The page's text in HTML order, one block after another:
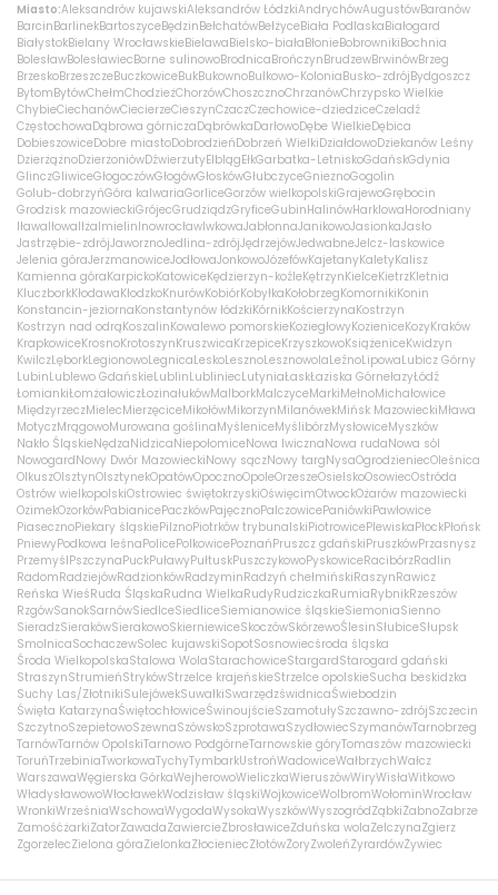
Miasto:Aleksandrów kujawskiAleksandrów ŁódzkiAndrychówAugustówBaranów
BarcinBarlinekBartoszyceBędzinBełchatówBełżyceBiała PodlaskaBiałogard
BiałystokBielany WrocławskieBielawaBielsko-białaBłonieBobrownikiBochnia
BolesławBolesławiecBorne sulinowoBrodnicaBrończynBrudzewBrwinówBrzeg
BrzeskoBrzeszczeBuczkowiceBukBukownoBulkowo-KoloniaBusko-zdrójBydgoszcz
BytomBytówChełmChodzieżChorzówChoszcznoChrzanówChrzypsko Wielkie
ChybieCiechanówCiecierzeCieszynCzaczCzechowice-dziedziceCzeladź
CzęstochowaDąbrowa górniczaDąbrówkaDarłowoDębe WielkieDębica
DobieszowiceDobre miastoDobrodzieńDobrzeń WielkiDziałdowoDziekanów Leśny
DzierżążnoDzierżoniówDźwierzutyElblągEłkGarbatka-LetniskoGdańskGdynia
GlinczGliwiceGłogoczówGłogówGłoskówGłubczyceGnieznoGogolin
Golub-dobrzyńGóra kalwariaGorliceGorzów wielkopolskiGrajewoGrębocin
Grodzisk mazowieckiGrójecGrudziądzGryficeGubinHalinówHarklowaHorodniany
IławaIłowaIłżaImielinInowrocławIwkowaJabłonnaJanikowoJasionkaJasło
Jastrzębie-zdrójJaworznoJedlina-zdrójJędrzejówJedwabneJelcz-laskowice
Jelenia góraJerzmanowiceJodłowaJonkowoJózefówKajetanyKaletyKalisz
Kamienna góraKarpickoKatowiceKędzierzyn-koźleKętrzynKielceKietrzKletnia
KluczborkKłodawaKłodzkoKnurówKobiórKobyłkaKołobrzegKomornikiKonin
Konstancin-jeziornaKonstantynów łódzkiKórnikKościerzynaKostrzyn
Kostrzyn nad odrąKoszalinKowalewo pomorskieKoziegłowyKozieniceKozyKraków
KrapkowiceKrosnoKrotoszynKruszwicaKrzepiceKrzyszkowoKsiążeniceKwidzyn
KwilczLęborkLegionowoLegnicaLeskoLesznoLesznowolaLeźnoLipowaLubicz Górny
LubinLublewo GdańskieLublinLubliniecLutyniaŁaskŁaziska GórnełazyŁódź
ŁomiankiŁomżałowiczŁozinałukówMalborkMalczyceMarkiMełnoMichałowice
MiędzyrzeczMielecMierzęciceMikołówMikorzynMilanówekMińsk MazowieckiMława
MotyczMrągowoMurowana goślinaMyśleniceMyślibórzMysłowiceMyszków
Nakło ŚląskieNędzaNidzicaNiepołomiceNowa IwicznaNowa rudaNowa sól
NowogardNowy Dwór MazowieckiNowy sączNowy targNysaOgrodzieniecOleśnica
OlkuszOlsztynOlsztynekOpatówOpocznoOpoleOrzeszeOsielskoOsowiecOstróda
Ostrów wielkopolskiOstrowiec świętokrzyskiOświęcimOtwockOżarów mazowiecki
OzimekOzorkówPabianicePaczkówPajęcznoPalczowicePaniówkiPawłowice
PiasecznoPiekary śląskiePilznoPiotrków trybunalskiPiotrowicePlewiskaPłockPłońsk
PniewyPodkowa leśnaPolicePolkowicePoznańPruszcz gdańskiPruszkówPrzasnysz
PrzemyślPszczynaPuckPuławyPułtuskPuszczykowoPyskowiceRacibórzRadlin
RadomRadziejówRadzionkówRadzyminRadzyń chełmińskiRaszynRawicz
Reńska WieśRuda ŚląskaRudna WielkaRudyRudziczkaRumiaRybnikRzeszów
RzgówSanokSarnówSiedlceSiedliceSiemianowice śląskieSiemoniaSienno
SieradzSierakówSierakowoSkierniewiceSkoczówSkórzewoŚlesinSłubiceSłupsk
SmolnicaSochaczewSolec kujawskiSopotSosnowiecśroda śląska
Środa WielkopolskaStalowa WolaStarachowiceStargardStarogard gdański
StraszynStrumieńStrykówStrzelce krajeńskieStrzelce opolskieSucha beskidzka
Suchy Las/ZłotnikiSulejówekSuwałkiSwarzędzświdnicaŚwiebodzin
Święta KatarzynaŚwiętochłowiceŚwinoujścieSzamotułySzczawno-zdrójSzczecin
SzczytnoSzepietowoSzewnaSzówskoSzprotawaSzydłowiecSzymanówTarnobrzeg
TarnówTarnów OpolskiTarnowo PodgórneTarnowskie góryTomaszów mazowiecki
ToruńTrzebiniaTworkowaTychyTymbarkUstrońWadowiceWałbrzychWałcz
WarszawaWęgierska GórkaWejherowoWieliczkaWieruszówWiryWisłaWitkowo
WładysławowoWłocławekWodzisław śląskiWojkowiceWolbromWołominWrocław
WronkiWrześniaWschowaWygodaWysokaWyszkówWyszogródZąbkiŻabnoZabrze
ZamośćżarkiZatorZawadaZawiercieZbrosławiceZduńska wolaZelczynaZgierz
ZgorzelecZielona góraZielonkaZłocieniecZłotówŻoryZwoleńŻyrardówŻywiec